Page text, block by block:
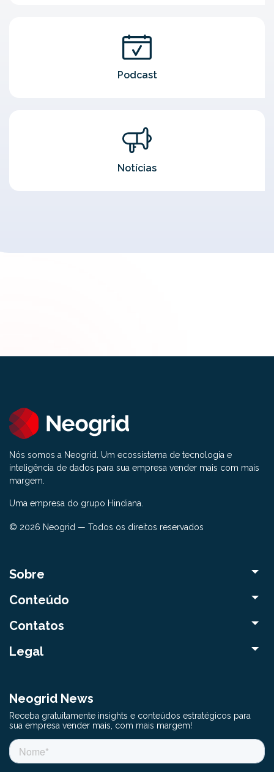
Podcast
Notícias
Nós somos a Neogrid. Um ecossistema de tecnologia e
inteligência de dados para sua empresa vender mais com mais
margem.
Uma empresa do grupo Hindiana.
© 2026 Neogrid — Todos os direitos reservados
Sobre
Conteúdo
Contatos
Legal
Neogrid News